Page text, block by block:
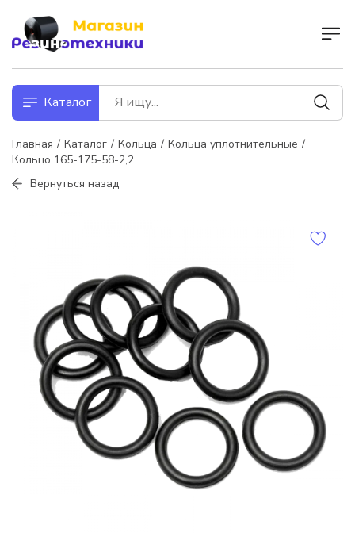
Каталог
Главная Каталог Кольца
Кольца уплотнительные
Кольцо 165-175-58-2,2
Вернуться назад